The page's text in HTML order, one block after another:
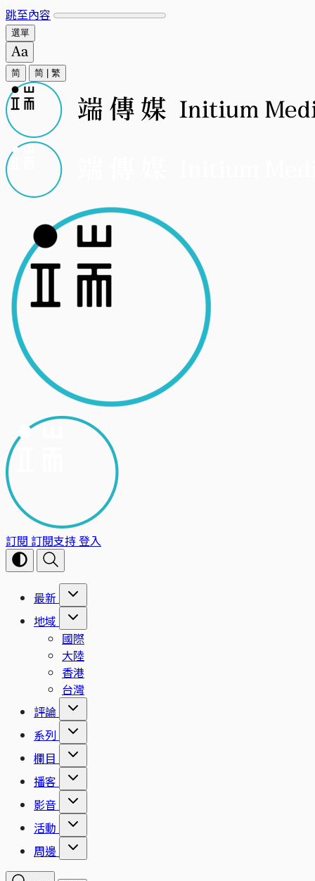
跳至內容
選單
简 简 繁
訂閱 訂閱支持登入
最新
地域
國際
大陸
香港
台灣
評論
系列
欄目
播客
影音
活動
周邊